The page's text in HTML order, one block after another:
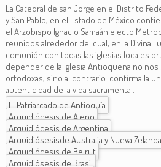
La Catedral de san Jorge en el Distrito
y San Pablo, en el Estado de México
el Arzobispo Ignacio Samaán electo
reunidos alrededor del cual, en la Divina
comunión con todas las iglesias locales
depender de la Iglesia Antioquena no nos
ortodoxas, sino al contrario: confirma la
autenticidad de la vida sacramental.
El Patriarcado de Antioquía
Arquidiócesis de Alepo
Arquidiócesis de Argentina
Arquidiósesisde Australia y Nueva Zelanda
Arquidiócesis de Beirut
Arquidiósesis de Brasil